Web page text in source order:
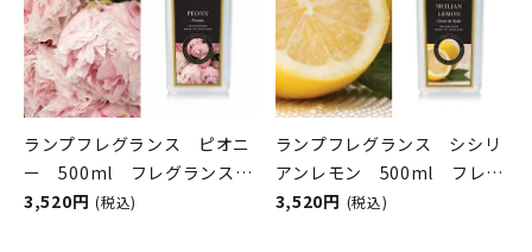
ランプフレグランス ピオニ
ー 500ml フレグランスラ
ンプ用オイル
3,520円 (税込)
ランプフレグランス シシリ
アンレモン 500ml フレグ
ランスランプ用オイル
3,520円 (税込)